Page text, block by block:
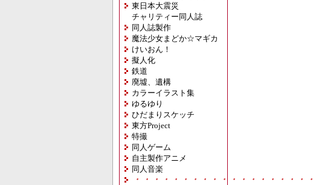
東日本大震災
チャリティー同人誌
同人誌製作
魔法少女まどか☆マギカ
けいおん！
擬人化
鉄道
廃墟、遺構
カラーイラスト集
ゆるゆり
ひだまりスケッチ
東方Project
特撮
同人ゲーム
自主製作アニメ
同人音楽
・・・・・・・・・・・・・・・・・・・